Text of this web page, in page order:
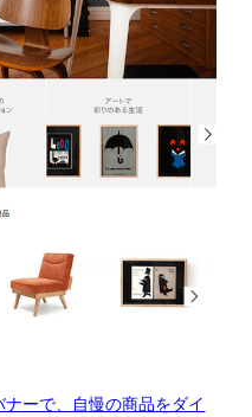
ーで、自慢の商品をダイ